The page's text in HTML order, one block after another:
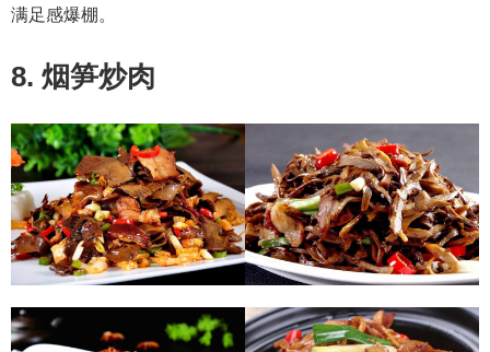
满足感爆棚。
8. 烟笋炒肉